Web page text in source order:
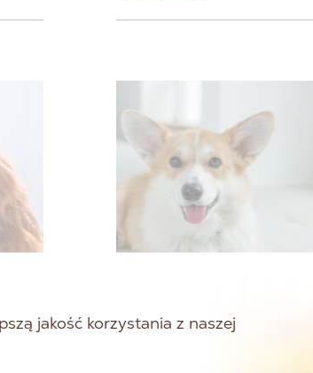
jakość korzystania z naszej